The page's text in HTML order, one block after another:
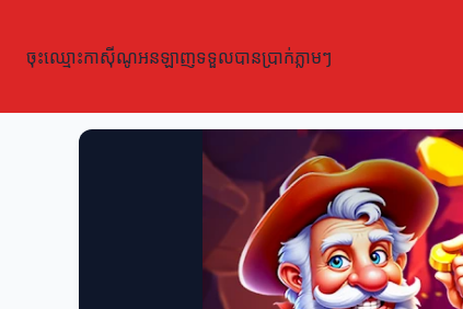
ចុះឈ្មោះកាស៊ីណូអនឡាញទទួលបានប្រាក់ភ្លាមៗ